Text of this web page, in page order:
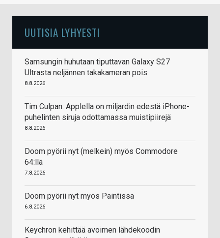
UUTISIA LYHYESTI
Samsungin huhutaan tiputtavan Galaxy S27
Ultrasta neljännen takakameran pois
8.8.2026
Tim Culpan: Applella on miljardin edestä iPhone-
puhelinten siruja odottamassa muistipiirejä
8.8.2026
Doom pyörii nyt (melkein) myös Commodore
64:llä
7.8.2026
Doom pyörii nyt myös Paintissa
6.8.2026
Keychron kehittää avoimen lähdekoodin